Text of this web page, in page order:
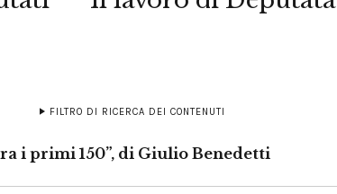
FILTRO DI RICERCA DEI CONTENUTI
i primi 150”, di Giulio Benedetti